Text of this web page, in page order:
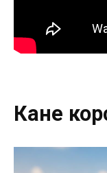
Кане